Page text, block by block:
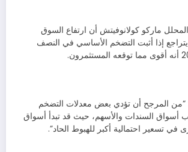
ماركو كولانوفيتش أن ارتفاع السوق
إذا أثبت التضخم الأساسي في النصف
“من المرجح أن تؤدي بعض معدلات التضخم
أسواق السندات والأسهم، حيث قد تبدأ أسواق
في تسعير احتمالية أكبر للهبوط الحاد”.